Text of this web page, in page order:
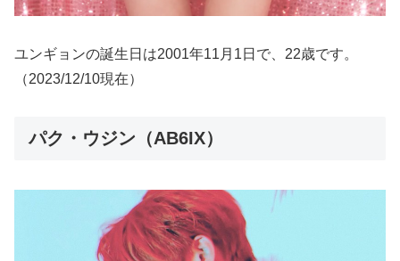
ユンギョンの誕生日は2001年11月1日で、22歳です。
（2023/12/10現在）
パク・ウジン（AB6IX）